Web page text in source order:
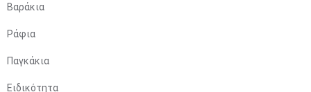
Βαράκια
Ράφια
Παγκάκια
Ειδικότητα